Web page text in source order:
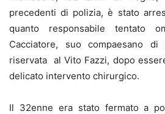
precedenti di polizia, è stato
quanto responsabile tentato
Cacciatore, suo compaesano
riservata al Vito Fazzi, dopo
delicato intervento chirurgico.
Il 32enne era stato fermato a